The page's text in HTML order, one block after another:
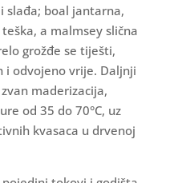
slađa; boal jantarna,
a malmsey slična
grožđe se tiješti,
i odvojeno vrije. Daljnji
maderizacija,
od 35 do 70°C, uz
kvasaca u drvenoj